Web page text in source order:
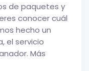
de paquetes y
conocer cuál
hecho un
el servicio
Más